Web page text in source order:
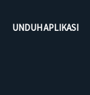
UNDUH APLIKASI